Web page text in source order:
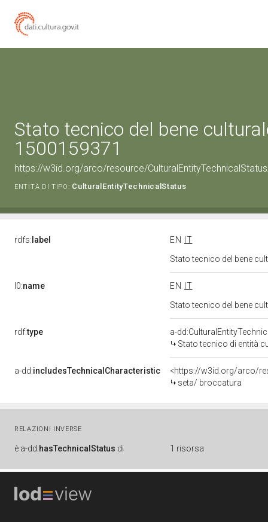
Stato tecnico del bene
1500159371
https://w3id.org/arco/resource/
ENTITÀ DI TIPO: CulturalEntityTechnicalStatus
rdfs: label EN
IT
Stato tecnico del bene
l0:name EN
IT
Stato tecnico del bene
rdf:type
a-
Stato tecnico di entità
a-dd:includesTechnicalCharacteristic
<https://w3id.org/arco/
seta/ broccatura
RELAZIONI INVERSE
è a-dd:hasTechnicalStatus di 1 risorsa